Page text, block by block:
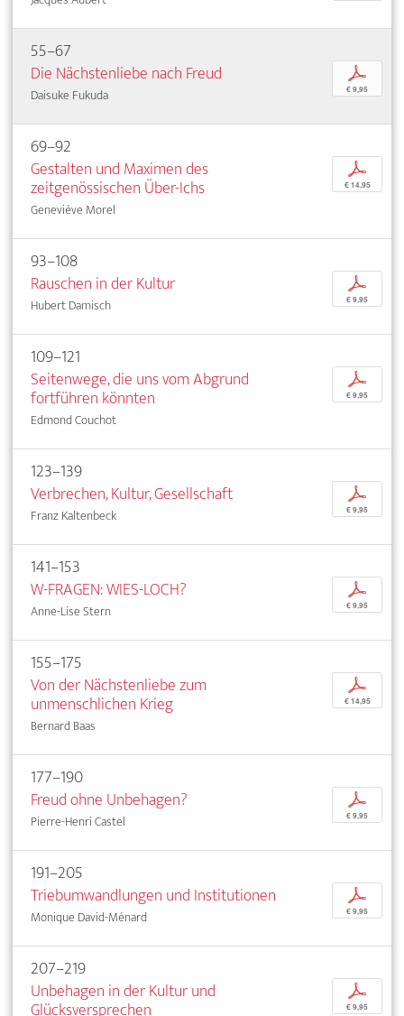
55–67
Die Nächstenliebe nach Freud
Daisuke Fukuda
p
€ 9,95
69–92
Gestalten und Maximen des
zeitgenössischen Über-Ichs
Geneviève Morel
p
€ 14,95
93–108
Rauschen in der Kultur
Hubert Damisch
p
€ 9,95
109–121
Seitenwege, die uns vom Abgrund
fortführen könnten
Edmond Couchot
p
€ 9,95
123–139
Verbrechen, Kultur, Gesellschaft
Franz Kaltenbeck
p
€ 9,95
141–153
W-FRAGEN: WIES-LOCH?
Anne-Lise Stern
p
€ 9,95
155–175
Von der Nächstenliebe zum
unmenschlichen Krieg
Bernard Baas
p
€ 14,95
177–190
Freud ohne Unbehagen?
Pierre-Henri Castel
p
€ 9,95
191–205
Triebumwandlungen und Institutionen
Monique David-Ménard
p
€ 9,95
207–219
Unbehagen in der Kultur und
Glücksversprechen
p
€ 9,95